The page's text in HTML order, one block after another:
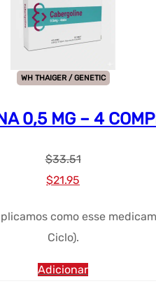
WH THAIGER / GENETIC
0,5 MG – 4
$33.51
Preço
era:
$33.51.
$21.95
$21.95.
como esse
Ciclo).
Adicionar